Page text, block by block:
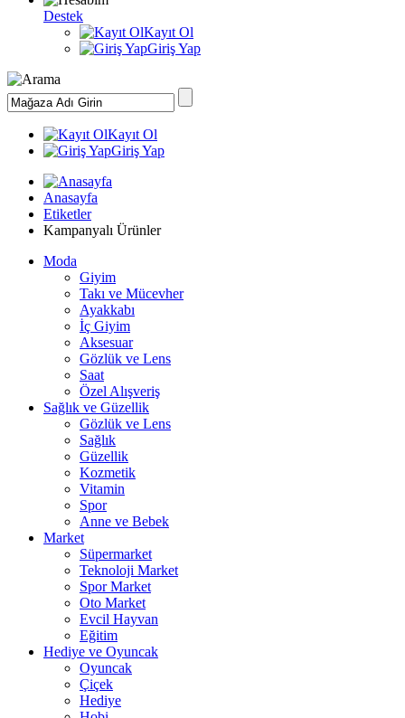
Destek
Kayıt Ol
Giriş Yap
Kayıt Ol
Giriş Yap
Anasayfa
Etiketler
Kampanyalı Ürünler
Moda
Giyim
Takı ve Mücevher
Ayakkabı
İç Giyim
Aksesuar
Gözlük ve Lens
Saat
Özel Alışveriş
Sağlık ve Güzellik
Gözlük ve Lens
Sağlık
Güzellik
Kozmetik
Vitamin
Spor
Anne ve Bebek
Market
Süpermarket
Teknoloji Market
Spor Market
Oto Market
Evcil Hayvan
Eğitim
Hediye ve Oyuncak
Oyuncak
Çiçek
Hediye